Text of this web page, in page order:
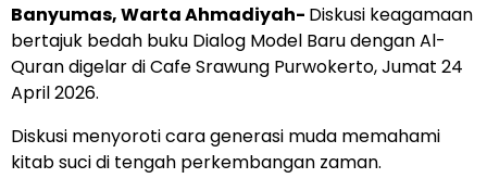
Banyumas, Warta Ahmadiyah- Diskusi keagamaan
bertajuk bedah buku Dialog Model Baru dengan Al-
Quran digelar di Cafe Srawung Purwokerto, Jumat 24
April 2026.
Diskusi menyoroti cara generasi muda memahami
kitab suci di tengah perkembangan zaman.